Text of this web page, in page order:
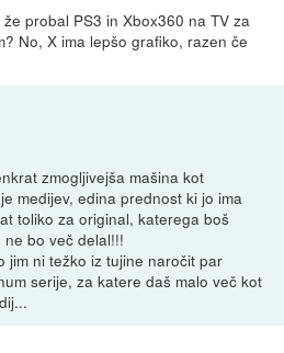
probal PS3 in Xbox360 na TV za
No, X ima lepšo grafiko, razen če
zmogljivejša mašina kot
medijev, edina prednost ki jo ima
toliko za original, katerega boš
bo več delal!!!
jim ni težko iz tujine naročit par
serije, za katere daš malo več kot